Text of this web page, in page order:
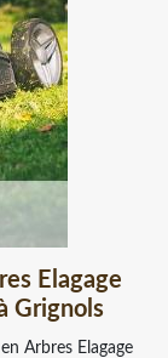
Elagage
Grignols
Arbres Elagage